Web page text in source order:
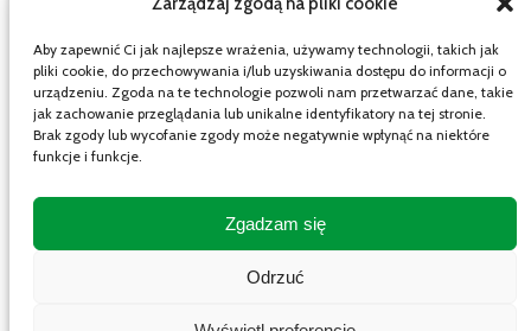
Aby zapewnić Ci jak najlepsze wrażenia, używamy technologii, takich jak
pliki cookie, do przechowywania i/lub uzyskiwania dostępu do informacji o
urządzeniu. Zgoda na te technologie pozwoli nam przetwarzać dane, takie
jak zachowanie przeglądania lub unikalne identyfikatory na tej stronie.
Brak zgody lub wycofanie zgody może negatywnie wpłynąć na niektóre
funkcje i funkcje.
Zgadzam się
Odrzuć
Mój wózek
Twój koszyk jest pusty.
Wygląda na to, że jeszcze nic nie wybrałeś